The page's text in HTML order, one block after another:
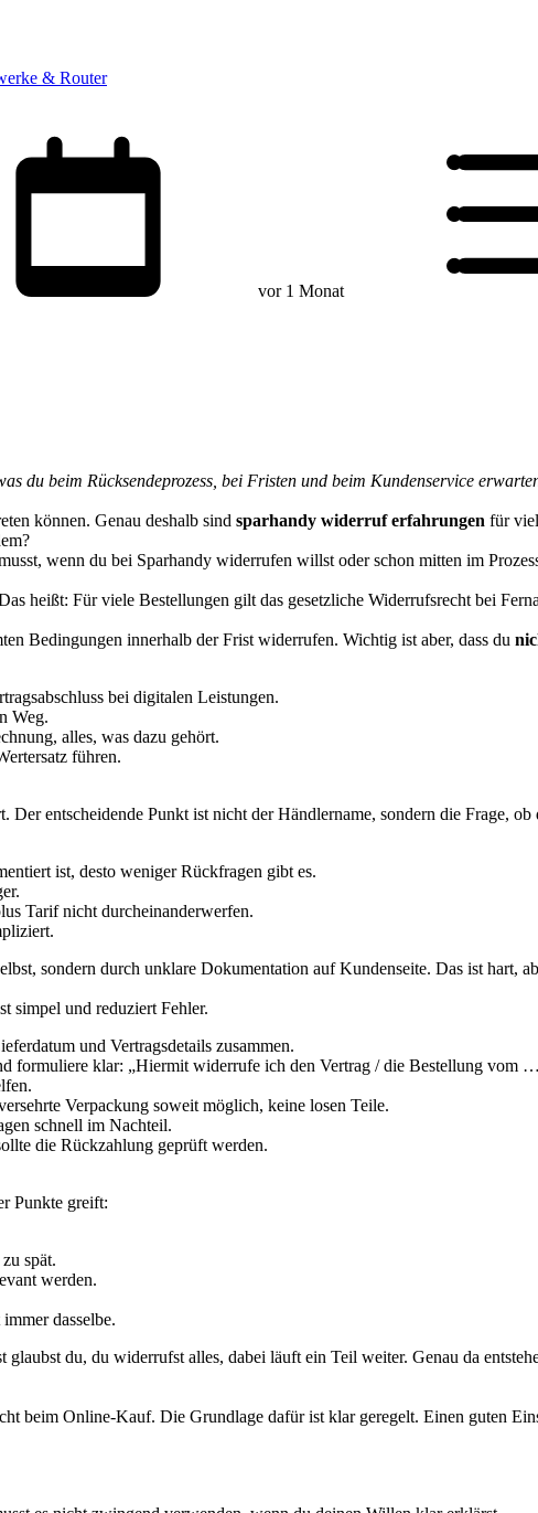
& Router
vor 1 Monat
du beim Rücksendeprozess, bei Fristen und beim Kundenservice
können. Genau deshalb sind sparhandy widerruf erfahrungen für
wenn du bei Sparhandy widerrufen willst oder schon mitten im
heißt: Für viele Bestellungen gilt das gesetzliche Widerrufsrecht bei
Bedingungen innerhalb der Frist widerrufen. Wichtig ist aber, dass du
bei digitalen Leistungen.
Weg.
alles, was dazu gehört.
führen.
entscheidende Punkt ist nicht der Händlername, sondern die Frage,
ist, desto weniger Rückfragen gibt es.
Tarif nicht durcheinanderwerfen.
sondern durch unklare Dokumentation auf Kundenseite. Das ist hart,
simpel und reduziert Fehler.
und Vertragsdetails zusammen.
formuliere klar: „Hiermit widerrufe ich den Vertrag / die Bestellung vom
Verpackung soweit möglich, keine losen Teile.
schnell im Nachteil.
die Rückzahlung geprüft werden.
Punkte greift:
spät.
werden.
dasselbe.
du, du widerrufst alles, dabei läuft ein Teil weiter. Genau da
beim Online-Kauf. Die Grundlage dafür ist klar geregelt. Einen guten